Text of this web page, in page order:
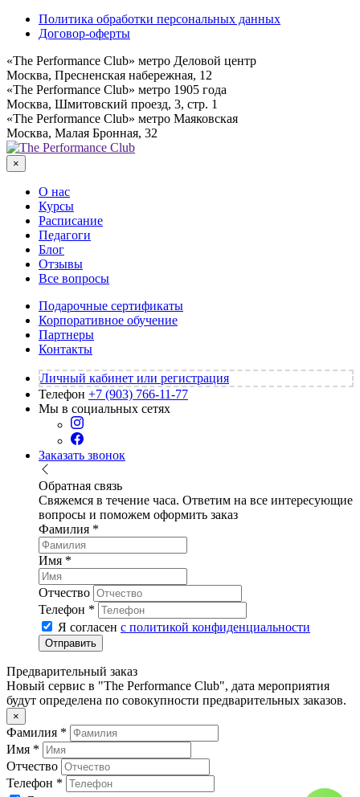
Политика обработки персональных данных
Договор-оферты
«The Performance Club» метро Деловой центр
Москва, Пресненская набережная, 12
«The Performance Club» метро 1905 года
Москва, Шмитовский проезд, 3, стр. 1
«The Performance Club» метро Маяковская
Москва, Малая Бронная, 32
×
О нас
Курсы
Расписание
Педагоги
Блог
Отзывы
Все вопросы
Подарочные сертификаты
Корпоративное обучение
Партнеры
Контакты
Личный кабинет или регистрация
Телефон +7 (903) 766-11-77
Мы в социальных сетях
Заказать звонок
Обратная связь
Свяжемся в течение часа. Ответим на все интересующие
вопросы и поможем оформить заказ
Фамилия *
Имя *
Отчество
Телефон *
Я согласен c политикой конфиденциальности
Отправить
Предварительный заказ
Новый сервис в "The Performance Club", дата мероприятия
будут определена по совокупности предварительных заказов.
×
Фамилия *
Имя *
Отчество
Телефон *